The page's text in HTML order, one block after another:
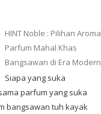
HINT Noble : Pilihan Aroma
Parfum Mahal Khas
Bangsawan di Era Modern
Siapa yang suka
parfum yang suka
bangsawan tuh kayak